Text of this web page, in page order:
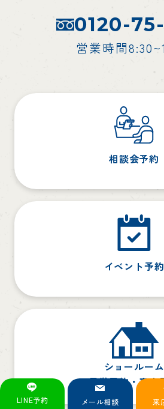
0120-
営業時間
相談会予約
イベント予約
ショールーム
見学予約・来店
LINE予約 メール相談 来